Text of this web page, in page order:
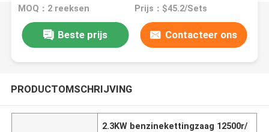
MOQ：2 reeksen Prijs：$45.2/Sets
Beste prijs Contacteer ons
PRODUCTOMSCHRIJVING
2.3KW benzinekettingzaag 12500r/